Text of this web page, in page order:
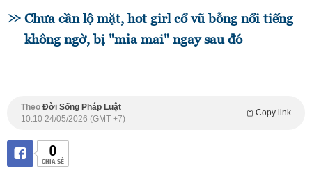
Chưa cần lộ mặt, hot girl cổ vũ bỗng nổi tiếng
không ngờ, bị "mỉa mai" ngay sau đó
Theo Đời Sống Pháp Luật
Copy link
10:10 24/05/2026 (GMT +7)
0
CHIA SẺ